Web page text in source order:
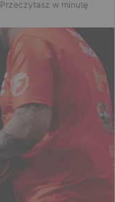
Przeczytasz w minutę